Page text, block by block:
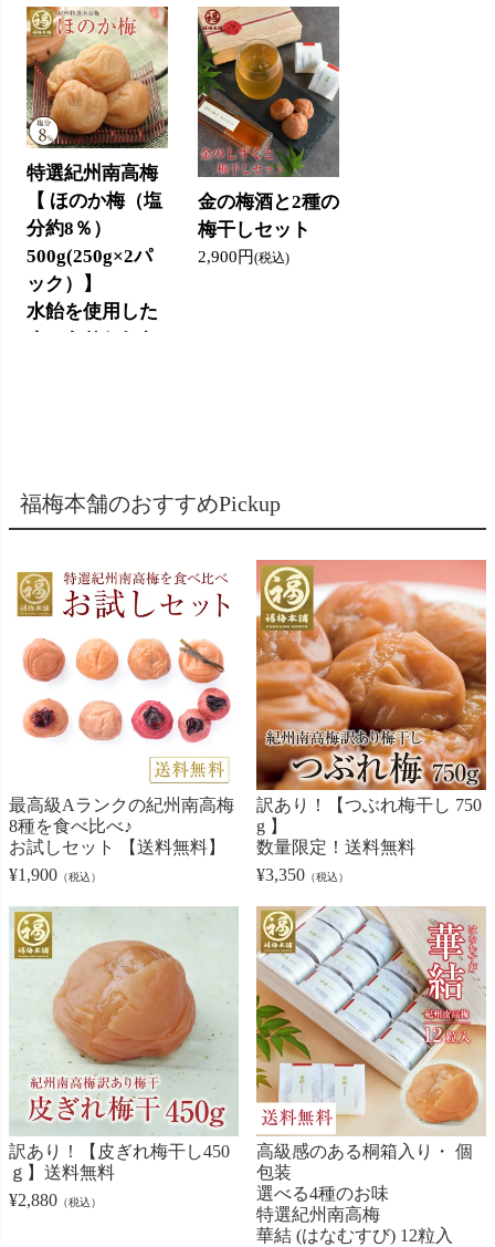
特選紀州南高梅
【 ほのか梅（塩
分約8％）
500g(250g×2パ
ック）】
水飴を使用した
金の梅酒と2種の
梅干しセット
2,900円(税込)
福梅本舗のおすすめPickup
最高級Aランクの紀州南高梅
8種を食べ比べ♪
お試しセット 【送料無料】
¥1,900 （税込）
訳あり！【つぶれ梅干し 750
g 】
数量限定！送料無料
¥3,350 （税込）
訳あり！【皮ぎれ梅干し450
ｇ】送料無料
¥2,880 （税込）
高級感のある桐箱入り・ 個
包装
選べる4種のお味
特選紀州南高梅
華結 (はなむすび) 12粒入